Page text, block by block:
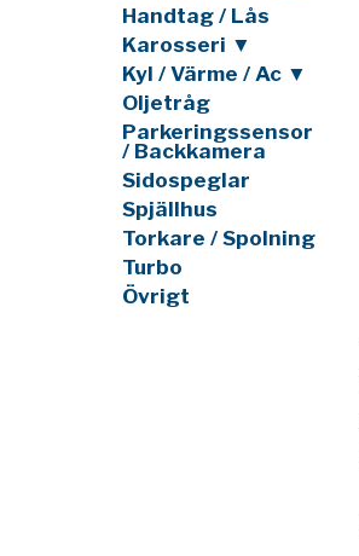
Handtag / Lås
Karosseri ▼
Kyl / Värme / Ac ▼
Oljetråg
Parkeringssensor
/ Backkamera
Sidospeglar
Spjällhus
Torkare / Spolning
Turbo
Övrigt